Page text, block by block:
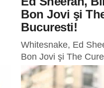
Bon Jovi şi
Bucuresti!
Whitesnake, Ed
Bon Jovi şi The
vor concerta luna
Jan...